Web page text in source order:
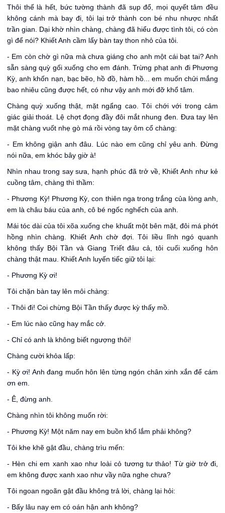
Thôi thế là hết, bức tường thành đã sụp đổ, mọi quyết tâm đều
không cánh mà bay đi, tôi lại trở thành con bé nhu nhược nhất
trần gian. Dại khờ nhìn chàng, chàng đã hiểu được tình tôi, có còn
gì để nói? Khiết Anh cầm lấy bàn tay thon nhỏ của tôi.
- Em còn chờ gì nữa mà chưa giáng cho anh một cái bạt tai? Anh
sẵn sàng quỳ gối xuống cho em đánh. Trừng phạt anh đi Phương
Kỳ, anh khốn nạn, bạc bẽo, hồ đồ, hàm hồ... em muốn chửi mắng
bao nhiêu cũng được hết, có như vậy anh mới đỡ khổ tâm.
Chàng quỳ xuống thật, mặt ngẩng cao. Tôi chới với trong cảm
giác giải thoát. Lệ chợt đọng đầy đôi mắt nhung đen. Đưa tay lên
mặt chàng vuốt nhẹ gò má rồi vòng tay ôm cổ chàng:
- Em không giận anh đâu. Lúc nào em cũng chỉ yêu anh. Đừng
nói nữa, em khóc bây giờ à!
Nhìn nhau trong say sưa, hạnh phúc đã trở về, Khiết Anh như kẻ
cuồng tâm, chàng thì thầm:
- Phương Kỳ! Phương Kỳ, con thiên nga trong trắng của lòng anh,
em là châu báu của anh, cô bé ngốc nghếch của anh.
Mái tóc dài của tôi xõa xuống che khuất một bên mặt, đôi má phớt
hồng nhìn chàng. Khiết Anh chờ đợi. Tôi liều lĩnh ngó quanh
không thấy Bội Tần và Giang Triết đâu cả, tôi cuối xuống hôn
chàng thật mau. Khiết Anh luyến tiếc giữ tôi lại:
- Phương Kỳ ơi!
Tôi chặn bàn tay lên môi chàng:
- Thôi đi! Coi chừng Bội Tần thấy được kỳ thấy mồ.
- Em lúc nào cũng hay mắc cở.
- Chỉ có anh là không biết ngượng thôi!
Chàng cười khỏa lấp:
- Kỳ ơi! Anh đang muốn hôn lên từng ngón chân xinh xắn để cám
ơn em.
- Ê, đừng anh.
Chàng nhìn tôi không muốn rời:
- Phương Kỳ! Một năm nay em buồn khổ lắm phải không?
Tôi khe khẽ gật đầu, chàng trìu mến:
- Hèn chi em xanh xao như loài cỏ tương tư thảo! Từ giờ trở đi,
em không được xanh xao như vầy nữa nghe chưa?
Tôi ngoan ngoãn gật đầu không trả lời, chàng lại hỏi:
- Bấy lâu nay em có oán hận anh không?